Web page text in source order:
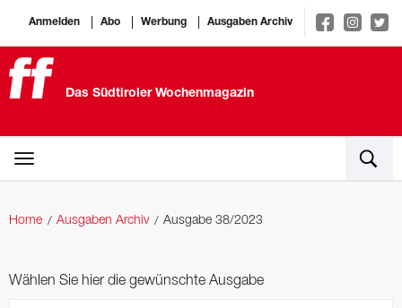
Anmelden Abo Werbung Ausgaben Archiv
Das Südtiroler Wochenmagazin
Home Ausgaben Archiv Ausgabe 38/2023
Wählen Sie hier die gewünschte Ausgabe